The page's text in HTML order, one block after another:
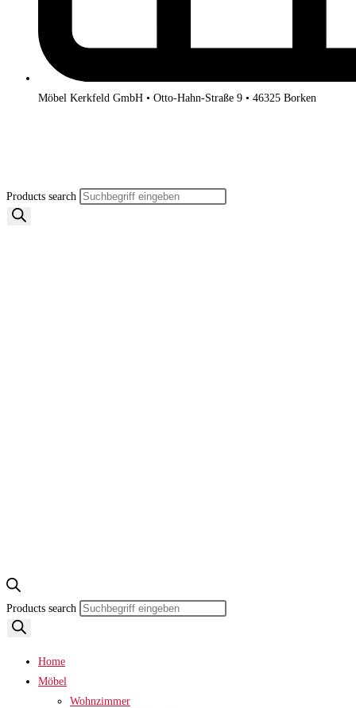
Möbel Kerkfeld GmbH • Otto-Hahn-Straße 9 • 46325 Borken
Products search
Products search
Home
Möbel
Wohnzimmer